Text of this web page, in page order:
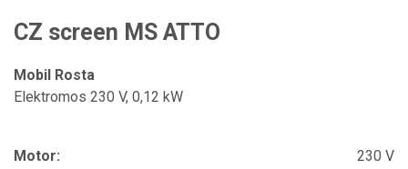
CZ screen MS ATTO
Mobil Rosta
Elektromos 230 V, 0,12 kW
Motor:
230 V